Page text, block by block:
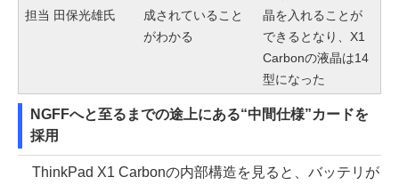
担当 田保光雄氏
成されていること
がわかる
晶を入れることが
できるとなり、X1
Carbonの液晶は14
型になった
NGFFへと至るまでの途上にある“中間仕様”カードを
採用
ThinkPad X1 Carbonの内部構造を見ると、バッテリが